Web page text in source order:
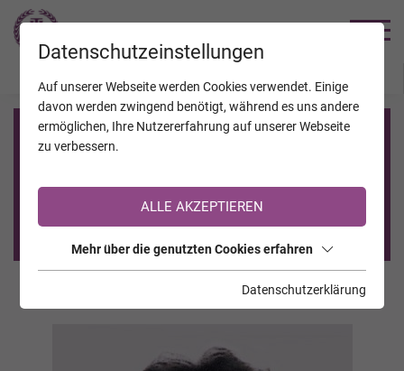
Registrierung auf TrauerHilfe.it
Sie sind noch nicht auf TrauerHilfe.it registriert?
>> zur kostenlosen Registrierung <<
Datenschutzeinstellungen
Auf unserer Webseite werden Cookies verwendet. Einige
davon werden zwingend benötigt, während es uns andere
ermöglichen, Ihre Nutzererfahrung auf unserer Webseite
zu verbessern.
ALLE AKZEPTIEREN
Mehr über die genutzten Cookies erfahren
Datenschutzerklärung
JAHRESTAGE KALENDER VERSTORBENE